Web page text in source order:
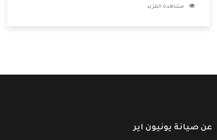
الشركة بها والتى تكون منها خدمة الصيانة التى تكون من أهم
مشاهدة المزيد
عن صيانة يونيون اير